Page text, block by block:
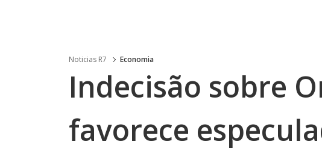
Noticias R7 Economia
Indecisão sobre
favorece